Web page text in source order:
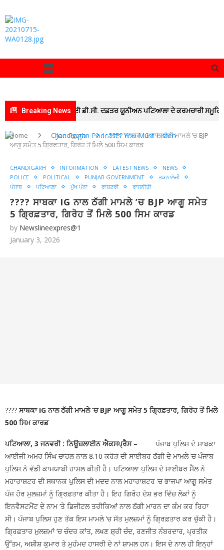
Breaking News
ਵਿੱਚ ਸ਼ਾਮਲ ਹੋਣ ਲਈ ਡੀ.ਸੀ. ਦਫ਼ਤਰ ਯੂਨੀਅਨ ਪਟਿਆਲਾ ਦੇ ਕਰਮਚਾਰੀ ਸਮੂਹਿਕ
Home Chandigarh
???? ਸਾਬਕਾ IG ਨਾਲ ਠੱਗੀ ਮਾਮਲੇ ’ਚ BJP
ਆਗੂ ਸਮੇਤ 5 ਗ੍ਰਿਫ਼ਤਾਰ, ਗਿਰੋਹ ਤੋਂ ਮਿਲੇ 500 ਸਿਮ ਕਾਰਡ
CHANDIGARH INFORMATION LATEST NEWS
NEWS
POLICE
POLITICAL PUNJAB GOVERNMENT
ਤਕਨਾਲੋਜੀ
ਪੰਜਾਬ
ਪਟਿਆਲ਼ਾ ਮੁੱਖ ਪੰਨਾ ਰਾਸ਼ਟਰੀ ਰਾਜਨੀਤੀ
???? ਸਾਬਕਾ IG ਨਾਲ ਠੱਗੀ ਮਾਮਲੇ ’ਚ BJP ਆਗੂ ਸਮੇਤ
5 ਗ੍ਰਿਫ਼ਤਾਰ, ਗਿਰੋਹ ਤੋਂ ਮਿਲੇ 500 ਸਿਮ ਕਾਰਡ
by Newslineexpres@1
January 3, 2026
???? ਸਾਬਕਾ IG ਨਾਲ ਠੱਗੀ ਮਾਮਲੇ ’ਚ BJP ਆਗੂ ਸਮੇਤ 5 ਗ੍ਰਿਫ਼ਤਾਰ, ਗਿਰੋਹ ਤੋਂ ਮਿਲੇ
500 ਸਿਮ ਕਾਰਡ
ਪਟਿਆਲਾ, 3 ਜਨਵਰੀ : ਨਿਊਜ਼ਲਾਈਨ ਐਕਸਪ੍ਰੈਸ –
ਪੰਜਾਬ ਪੁਲਿਸ ਦੇ ਸਾਬਕਾ
ਆਈਜੀ ਅਮਰ ਸਿੰਘ ਚਾਹਲ ਨਾਲ 8.10 ਕਰੋੜ ਦੀ ਸਾਈਬਰ ਠੱਗੀ ਦੇ ਮਾਮਲੇ ’ਚ ਪੰਜਾਬ
ਪੁਲਿਸ ਨੇ ਵੱਡੀ ਕਾਮਯਾਬੀ ਹਾਸਲ ਕੀਤੀ ਹੈ। ਪਟਿਆਲਾ ਪੁਲਿਸ ਦੇ ਸਾਈਬਰ ਸੈੱਲ ਨੇ
ਮਹਾਰਾਸ਼ਟਰ ਦੀ ਸਥਾਨਕ ਪੁਲਿਸ ਦੀ ਮਦਦ ਨਾਲ ਮਹਾਰਾਸ਼ਟਰ ’ਚ ਭਾਜਪਾ ਆਗੂ ਸਮੇਤ
ਪੰਜ ਹੋਰ ਮੁਲਜ਼ਮਾਂ ਨੂੰ ਗ੍ਰਿਫ਼ਤਾਰ ਕੀਤਾ ਹੈ। ਇਹ ਗਿਰੋਹ ਦੇਸ਼ ਭਰ ਵਿੱਚ ਲੋਕਾਂ ਨੂੰ
ਇਨਵੈਸਟਮੈਂਟ ਦੇ ਨਾਮ ’ਤੇ ਡਿਜੀਟਲ ਤਰੀਕਿਆਂ ਨਾਲ ਠੱਗੀ ਮਾਰਨ ਦਾ ਕੰਮ ਕਰ ਰਿਹਾ
ਸੀ। ਪੰਜਾਬ ਪੁਲਿਸ ਹੁਣ ਤੱਕ ਇਸ ਮਾਮਲੇ ’ਚ ਸੱਤ ਮੁਲਜ਼ਮਾਂ ਨੂੰ ਗ੍ਰਿਫ਼ਤਾਰ ਕਰ ਚੁੱਕੀ ਹੈ।
ਗ੍ਰਿਫ਼ਤਾਰ ਮੁਲਜ਼ਮਾਂ ’ਚ ਚੰਦਰ ਕਾਂਤ, ਲਖਣ ਸ਼੍ਰੀ ਚੰਦ, ਰਣਜੀਤ ਨੰਬਰਦਾਰ, ਪ੍ਰਤੀਕ
ਉੱਤਮ, ਅਸ਼ੀਸ਼ ਕੁਮਾਰ ਤੇ ਮੁਹੰਮਦ ਹਾਸਰੀ ਦੇ ਨਾਂ ਸ਼ਾਮਲ ਹਨ। ਇਸ ਦੇ ਨਾਲ ਹੀ ਇਨ੍ਹਾਂ